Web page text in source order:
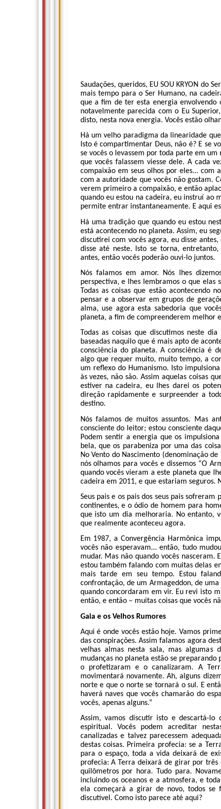
Saudações, queridos, EU SOU KRYON do
mais tempo para o Ser Humano, na
que a fim de ter esta energia
notavelmente parecida com o Eu
disto, nesta nova energia. Vocês estão
Há um velho paradigma da linearidade
Isto é compartimentar Deus, não é? E se
se vocês o levassem por toda parte em
que vocês falassem viesse dele. A cada
compaixão em seus olhos por eles... com
com a autoridade que vocês não gostam.
verem primeiro a compaixão, e então
quando eu estou na cadeira, eu instruí ao
permite entrar instantaneamente. E aqui
Há uma tradição que quando eu estou
está acontecendo no planeta. Assim, eu
discutirei com vocês agora, eu disse
disse até neste. Isto se torna,
antes, então vocês poderão ouvi-lo juntos.
Nós falamos em amor. Nós lhes
perspectiva, e lhes lembramos o que
Todas as coisas que estão acontecendo
pensar e a observar em grupos de
alma, use agora esta sabedoria que
planeta, a fim de compreenderem melhor
Todas as coisas que discutimos neste
baseadas naquilo que é mais apto de
consciência do planeta. A consciência é
algo que requer muito, muito tempo, a
um reflexo do Humanismo. Isto
às vezes, não são. Assim aquelas coisas
estiver na cadeira, eu lhes darei os
direção rapidamente e surpreender a
destino.
Nós falamos de muitos assuntos. Mas
consciente do leitor; estou consciente
Podem sentir a energia que os
bela, que os parabeniza por uma das
No Vento do Nascimento (denominação
nós olhamos para vocês e dissemos “O
quando vocês vieram a este planeta que
cadeira em 2011, e que estariam seguros.
Seus pais e os pais dos seus pais
continentes, e o ódio de homem para
que isto um dia melhoraria. No entanto,
que realmente aconteceu agora.
Em 1987, a Convergência Harmônica
vocês não esperavam... então, tudo
mudar. Mas não quando vocês nasceram.
estou também falando com muitas delas
mais tarde em seu tempo. Estou
confrontação, de um Armageddon, de
quando concordaram em vir. Eu revi isto
então, e então – muitas coisas que vocês
Gaia e os Velhos Rumores
Aqui é onde vocês estão hoje. Vamos
das conspirações. Assim falamos agora
velhas almas nesta sala, mas algumas
mudanças no planeta estão se
o profetizaram e o canalizaram. A
movimentará novamente. Ah, alguns
norte e que o norte se tornará o sul. E
haverá naves que vocês chamarão do
vocês, apenas alguns.”
Assim, vamos discutir isto e descartá-lo
espiritual. Vocês podem acreditar
canalizadas e talvez parecessem
destas coisas. Primeira profecia: se a
para o espaço, toda a vida deixará de
profecia: A Terra deixará de girar por
quilômetros por hora. Tudo para.
incluindo os oceanos e a atmosfera, e
ela começará a girar de novo, todos se
discutível. Como isto parece até aqui?